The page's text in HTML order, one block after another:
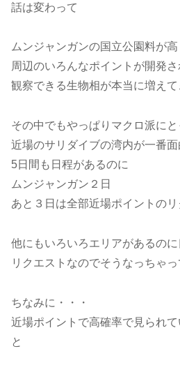
話は変わって
ムンジャンガンの国立公園料が
周辺のいろんなポイントが開発さ
観察できる生物相が本当に増えて
その中でもやっぱりマクロ派にと
近場のサリダイブの湾内が一番
5日間も日程があるのに
ムンジャンガン２日
あと３日は全部近場ポイントのリ
他にもいろいろエリアがあるの
リクエストなのでそうなっちゃっ
ちなみに・・・
近場ポイントで高確率で見られ
と